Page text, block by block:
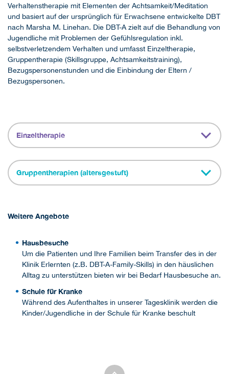
Verhaltenstherapie mit Elementen der Achtsamkeit/Meditation
und basiert auf der ursprünglich für Erwachsene entwickelte DBT
nach Marsha M. Linehan. Die DBT-A zielt auf die Behandlung von
Jugendliche mit Problemen der Gefühlsregulation inkl.
selbstverletzendem Verhalten und umfasst Einzeltherapie,
Gruppentherapie (Skillsgruppe, Achtsamkeitstraining),
Bezugspersonenstunden und die Einbindung der Eltern /
Bezugspersonen.
Einzeltherapie
Gruppentherapien (altersgestuft)
Weitere Angebote
Hausbesuche
Um die Patienten und Ihre Familien beim Transfer des in der
Klinik Erlernten (z.B. DBT-A-Family-Skills) in den häuslichen
Alltag zu unterstützen bieten wir bei Bedarf Hausbesuche an.
Schule für Kranke
Während des Aufenthaltes in unserer Tagesklinik werden die
Kinder/Jugendliche in der Schule für Kranke beschult